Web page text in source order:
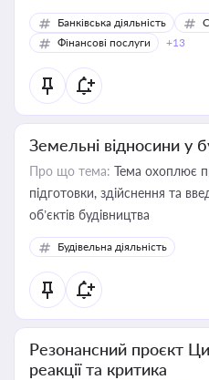
Банківська діяльність
Фінансові послуги
+13
Земельні відносини у
Про що тема: Тема охоплює
підготовки, здійснення та
об’єктів будівництва
Будівельна діяльність
Резонансний проєкт
реакції та критика